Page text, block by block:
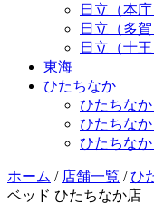
日立（本庁
日立（多賀
日立（十
東海
ひたちなか
ひたちなか
ひたちなか
ひたちなか
ホーム / 店舗一覧 /ひ
ベッド ひたちなか店